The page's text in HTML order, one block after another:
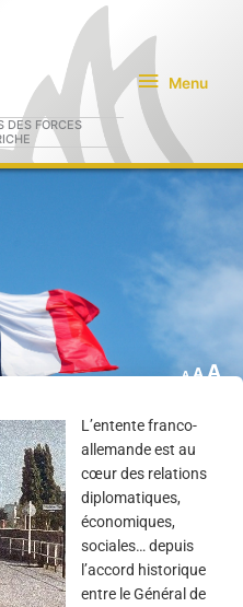
DES FORCES
Menu
A
font
size.
AA
L’entente franco-
allemande est au
cœur des relations
diplomatiques,
économiques,
sociales… depuis
l’accord historique
entre le Général de